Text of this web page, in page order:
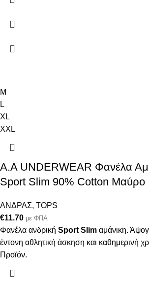
M
L
XL
XXL
Α.A UNDERWEAR Φανέλα
Sport Slim 90% Cotton Μαύρο
ΑΝΔΡΑΣ, TOPS
€11.70 με ΦΠΑ
Φανέλα ανδρική Sport Slim αμάνικη.
έντονη αθλητική άσκηση και καθημερινή
Προϊόν.